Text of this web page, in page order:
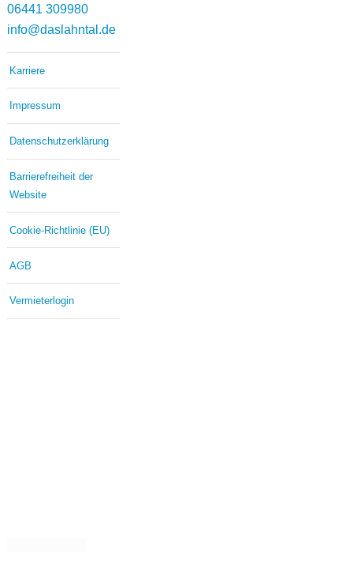
06441 309980
info@daslahntal.de
Karriere
Impressum
Datenschutzerklärung
Barrierefreiheit der
Website
Cookie-Richtlinie (EU)
AGB
Vermieterlogin